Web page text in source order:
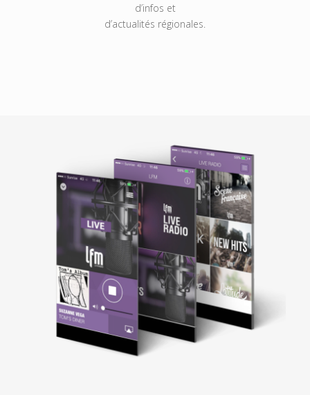
d’infos et
d’actualités régionales.